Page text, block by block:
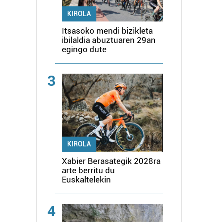
KIROLA
Itsasoko mendi bizikleta
ibilaldia abuztuaren 29an
egingo dute
3
KIROLA
Xabier Berasategik 2028ra
arte berritu du
Euskaltelekin
4